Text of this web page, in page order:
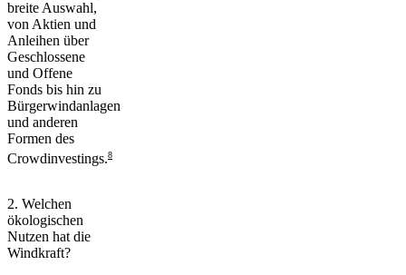
breite Auswahl,
von Aktien und
Anleihen über
Geschlossene
und Offene
Fonds bis hin zu
Bürgerwindanlagen
und anderen
Formen des
Crowdinvestings.8
2. Welchen
ökologischen
Nutzen hat die
Windkraft?